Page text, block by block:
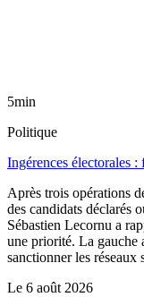
5min
Politique
Ingérences électorales
Après trois opérations
des candidats déclarés
Sébastien Lecornu a
une priorité. La gauche
sanctionner les
Le 6 août 2026